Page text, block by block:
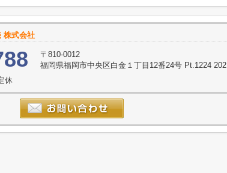
株式会社
〒810-0012
福岡県福岡市中央区白金１丁目12番24号 Pt.1224 202
休